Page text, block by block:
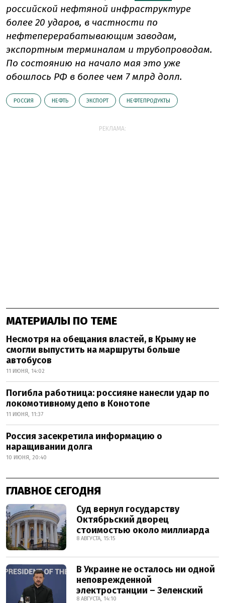
российской нефтяной инфраструктуре
более 20 ударов, в частности по
нефтеперерабатывающим заводам,
экспортным терминалам и трубопроводам.
По состоянию на начало мая это уже
обошлось РФ в более чем 7 млрд долл.
РОССИЯ НЕФТЬ ЭКСПОРТ НЕФТЕПРОДУКТЫ
РЕКЛАМА:
МАТЕРИАЛЫ ПО ТЕМЕ
Несмотря на обещания властей, в Крыму не
смогли выпустить на маршруты больше
автобусов
11 ИЮНЯ, 14:02
Погибла работница: россияне нанесли удар по
локомотивному депо в Конотопе
11 ИЮНЯ, 11:37
Россия засекретила информацию о
наращивании долга
10 ИЮНЯ, 20:40
ГЛАВНОЕ СЕГОДНЯ
Суд вернул государству
Октябрьский дворец
стоимостью около миллиарда
8 АВГУСТА, 15:15
В Украине не осталось ни одной
неповрежденной
электростанции – Зеленский
8 АВГУСТА, 14:10